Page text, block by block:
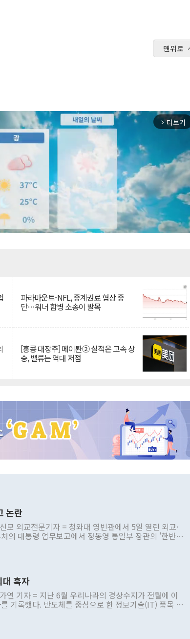
맨위로
arrow_forward_ios 더보기
파라마운트-NFL, 중계권료 협상 중
단…워너 합병 소송이 발목
[홍콩 대장주] 메이퇀② 실적은 고속 상
승, 밸류는 역대 저점
논란
모 외교전문기자 = 청와대 영빈관에서 5일 열린 외교·
의 대통령 업무보고에서 정동영 통일부 장관의 '한반도
조율을 거치지 않은 사안을 정책으로 추진하겠다고 공
한 비현실적 구상'이라는 비판을 내놨다. 그동안 정 장
발언이 물의를 빚은 적은 여러 번 있지만 대통령과 유
적으로 부정적 입장을 표명한 것은 이례적이다. 정 장
근법과 월권을 제어해야 한다는 목소리도 높아지고 있
대 흑자
연 기자 = 지난 6월 우리나라의 경상수지가 전월에 이
기록했다. 반도체를 중심으로 한 정보기술(IT) 품목 수